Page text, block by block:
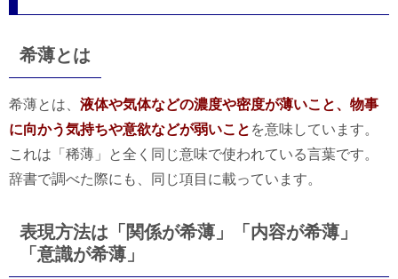
希薄とは
希薄とは、 液体や気体などの濃度や密度が薄いこと、物事
に向かう気持ちや意欲などが弱いこと を意味しています。
これは「稀薄」と全く同じ意味で使われている言葉です。
辞書で調べた際にも、同じ項目に載っています。
表現方法は「関係が希薄」「内容が希薄」
「意識が希薄」